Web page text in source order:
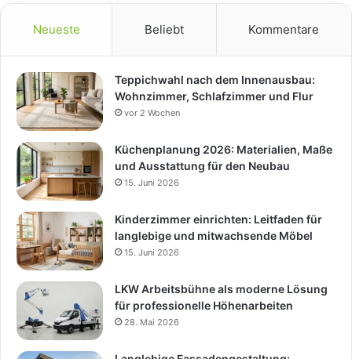
Neueste Beliebt Kommentare
Teppichwahl nach dem Innenausbau:
Wohnzimmer, Schlafzimmer und Flur
vor 2 Wochen
Küchenplanung 2026: Materialien, Maße
und Ausstattung für den Neubau
15. Juni 2026
Kinderzimmer einrichten: Leitfaden für
langlebige und mitwachsende Möbel
15. Juni 2026
LKW Arbeitsbühne als moderne Lösung
für professionelle Höhenarbeiten
28. Mai 2026